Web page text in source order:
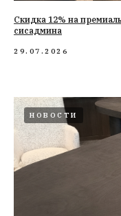
Cкидка 12% на
сисадмина
29.07.2026
НОВОСТИ